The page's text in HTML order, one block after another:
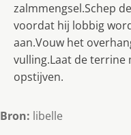
zalmmengsel.Schep
voordat hij lobbig
aan.Vouw het
vulling.Laat de terrine
opstijven.
Bron: libelle